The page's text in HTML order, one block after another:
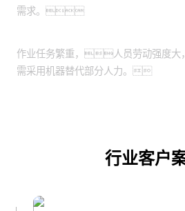
需求。
作业任务繁重，人员劳动强度
需采用机器替代部分人力。
行业客户